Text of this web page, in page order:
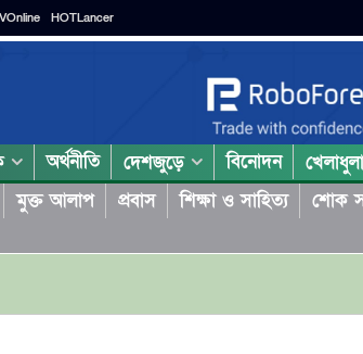
HOTLancer
অর্থনীতি দেশজুড়ে বিনোদন
মুক্ত আলাপ প্রবাস শিক্ষা ও সাহিত্য শোক